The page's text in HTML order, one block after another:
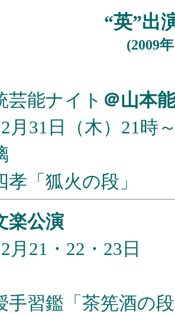
“英”出
(2009
芸能ナイト ＠山本
月31日（木）21時
孝「狐火の段」
楽公演
月21・22・23日
手習鑑「茶筅酒の